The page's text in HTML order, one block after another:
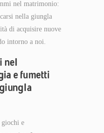
nel matrimonio:
nella giungla
di acquisire nuove
intorno a noi.
nel
e fumetti
giochi e